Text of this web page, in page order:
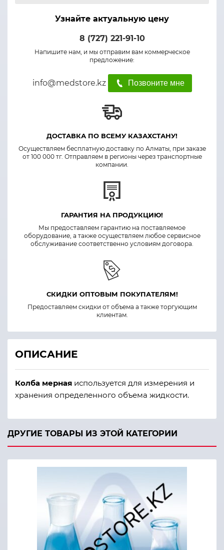
Узнайте актуальную цену
8 (727) 221-91-10
Напишите нам, и мы отправим вам коммерческое
предложение:
info@medstore.kz Позвоните мне
ДОСТАВКА ПО ВСЕМУ КАЗАХСТАНУ!
Осуществляем бесплатную доставку по Алматы, при заказе
от 100 000 тг. Отправляем в регионы через транспортные
компании.
ГАРАНТИЯ НА ПРОДУКЦИЮ!
Мы предоставляем гарантию на поставляемое
оборудование, а также осуществляем любое сервисное
обслуживание соответственно условиям договора.
СКИДКИ ОПТОВЫМ ПОКУПАТЕЛЯМ!
Предоставляем скидки от объема а также торгующим
клиентам.
ОПИСАНИЕ
Колба мерная используется для измерения и
хранения определенного объема жидкости.
ДРУГИЕ ТОВАРЫ ИЗ ЭТОЙ КАТЕГОРИИ